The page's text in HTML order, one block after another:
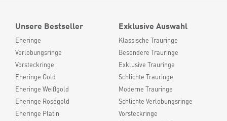
Unsere Bestseller
Eheringe
Verlobungsringe
Vorsteckringe
Eheringe Gold
Eheringe Weißgold
Eheringe Roségold
Eheringe Platin
Exklusive Auswahl
Klassische Trauringe
Besondere Trauringe
Exklusive Trauringe
Schlichte Trauringe
Moderne Trauringe
Schlichte Verlobungsringe
Vorsteckringe